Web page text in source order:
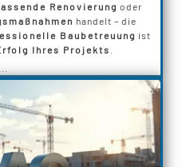
Renovierung oder
handelt – die
Baubetreuung ist
Ihres Projekts